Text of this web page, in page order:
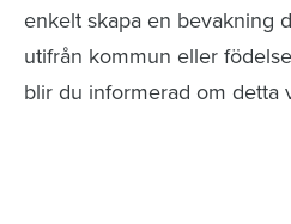
enkelt skapa en bevakning
utifrån kommun eller
blir du informerad om detta